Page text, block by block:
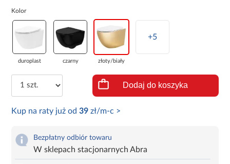
Kolor
duroplast czarny złoty/biały
+5
Dodaj do koszyka
Kup na raty już od39 zł/m-c >
Bezpłatny odbiór towaru
W sklepach stacjonarnych Abra